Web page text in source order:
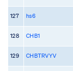
127 hs6
128 CHB1
129 CHBTRVYV